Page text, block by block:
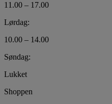
11.00 – 17.00
Lørdag:
10.00 – 14.00
Søndag:
Lukket
Shoppen